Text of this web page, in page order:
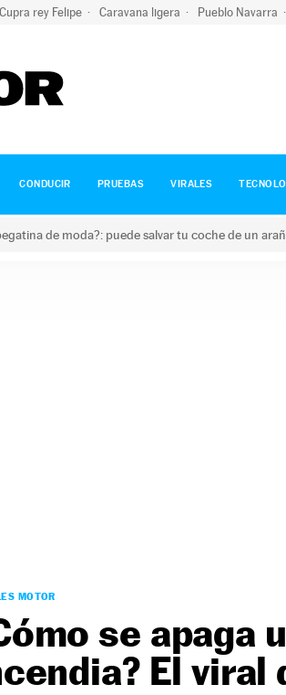
Cupra rey Felipe Caravana ligera Pueblo Navarra
CONDUCIR PRUEBAS VIRALES
de moda?: puede salvar tu coche de un
MOTOR
se
El viral